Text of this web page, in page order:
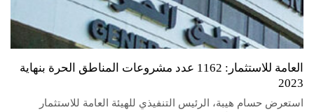
العامة للاستثمار: 1162 عدد مشروعات المناطق الحرة بنهاية
2023
استعرض حسام هيبة، الرئيس التنفيذي للهيئة العامة للاستثمار